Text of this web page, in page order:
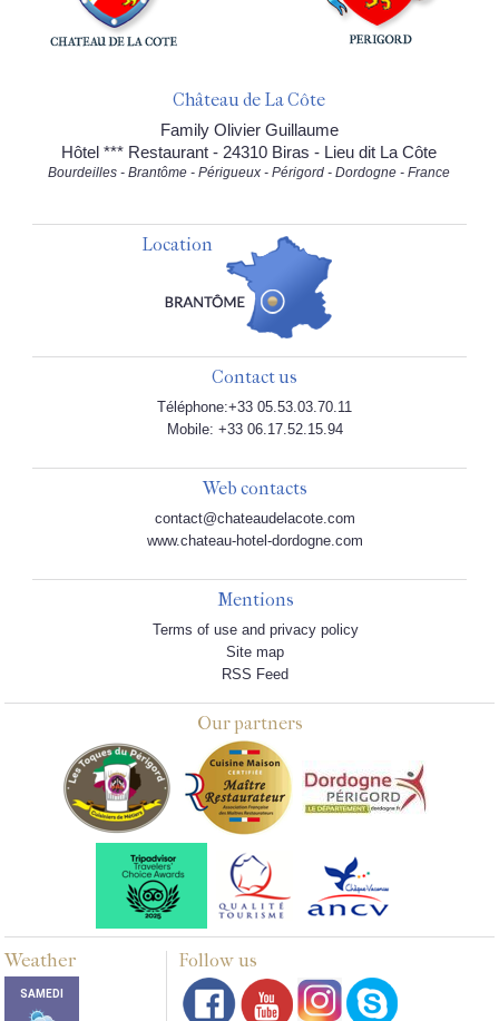
Château de La Côte
Family Olivier Guillaume
Hôtel *** Restaurant - 24310 Biras - Lieu dit La Côte
Bourdeilles - Brantôme - Périgueux - Périgord - Dordogne - France
Location
Contact us
Téléphone:+33 05.53.03.70.11
Mobile: +33 06.17.52.15.94
Web contacts
contact@chateaudelacote.com
www.chateau-hotel-dordogne.com
Mentions
Terms of use and privacy policy
Site map
RSS Feed
Our partners
Weather Follow us